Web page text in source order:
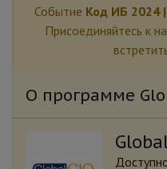
Событие Код ИБ 2024
Присоединяйтесь к
О программе